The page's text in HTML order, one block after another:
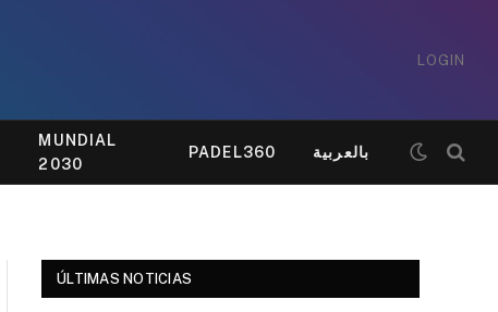
LOGIN
MUNDIAL
2030
PADEL360 بالعربية
ÚLTIMAS NOTICIAS